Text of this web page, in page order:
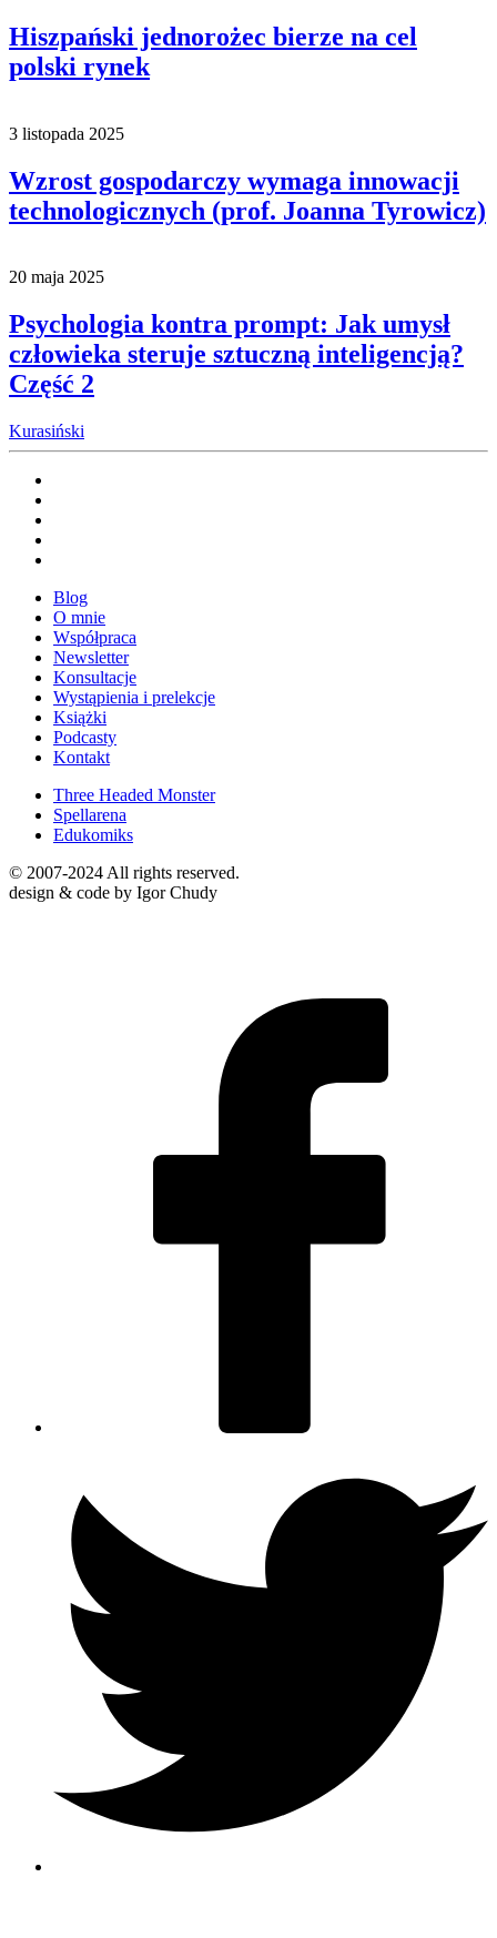
Hiszpański jednorożec bierze na cel
polski rynek
3 listopada 2025
Wzrost gospodarczy wymaga innowacji
technologicznych (prof. Joanna Tyrowicz)
20 maja 2025
Psychologia kontra prompt: Jak umysł
człowieka steruje sztuczną inteligencją?
Część 2
Kurasiński
Blog
O mnie
Współpraca
Newsletter
Konsultacje
Wystąpienia i prelekcje
Książki
Podcasty
Kontakt
Three Headed Monster
Spellarena
Edukomiks
© 2007-2024 All rights reserved.
design & code by Igor Chudy